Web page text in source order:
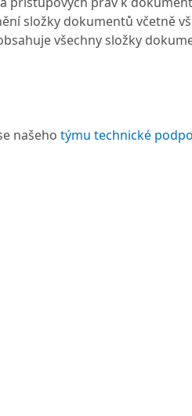
složky dokumentů včetně
všechny složky
našeho týmu technické